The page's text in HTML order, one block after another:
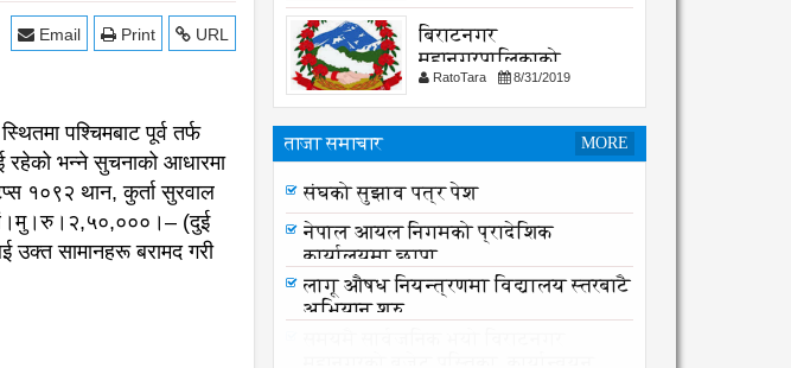
URL
Print
Email
पश्चिमबाट पूर्व तर्फ
रहेको भन्ने सुचनाको आधारमा
१०९२ थान, कुर्ता सुरवाल
(दुई
उक्त सामानहरू बरामद गरी
बिराटनगर
महानगरपालिकाको
सार्वजनिक -सुचना
RatoTara 8/31/2019
ताजा समाचार MORE
संघको सुझाव पत्र पेश
संघको सुझाव पत्र पेश
नेपाल आयल निगमको प्रादेशिक
कार्यालयमा छापा
लागू औषध नियन्त्रणमा विद्यालय स्तरबाटै